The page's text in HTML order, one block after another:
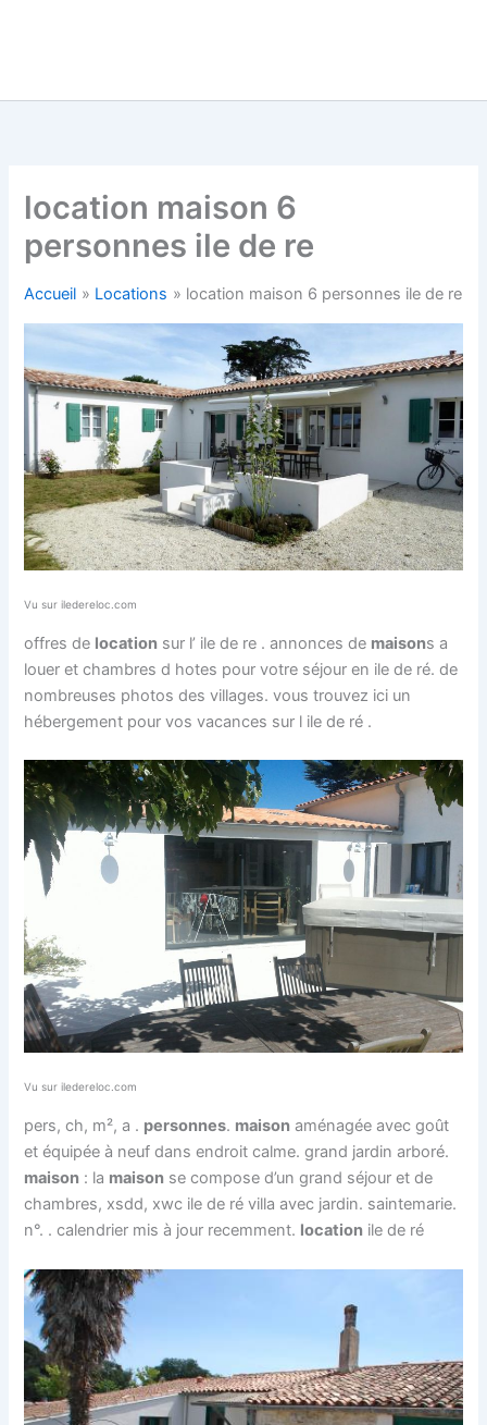
location maison 6
personnes ile de re
Accueil Locations location maison 6 personnes ile de re
Vu sur iledereloc.com
offres de location sur l’ ile de re . annonces de maisons a
louer et chambres d hotes pour votre séjour en ile de ré. de
nombreuses photos des villages. vous trouvez ici un
hébergement pour vos vacances sur l ile de ré .
Vu sur iledereloc.com
pers, ch, m², a . personnes. maison aménagée avec goût
et équipée à neuf dans endroit calme. grand jardin arboré.
maison : la maison se compose d’un grand séjour et de
chambres, xsdd, xwc ile de ré villa avec jardin. saintemarie.
n°. . calendrier mis à jour recemment. location ile de ré